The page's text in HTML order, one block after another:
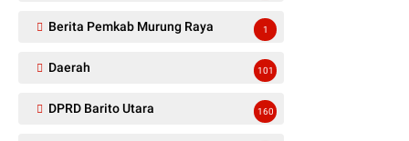
Berita Pemkab Murung Raya 1
Daerah 101
DPRD Barito Utara 160